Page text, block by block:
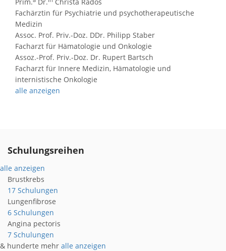
Fachärztin für Psychiatrie und psychotherapeutische
Medizin
Assoc. Prof. Priv.-Doz. DDr. Philipp Staber
Facharzt für Hämatologie und Onkologie
Assoz.-Prof. Priv.-Doz. Dr. Rupert Bartsch
Facharzt für Innere Medizin, Hämatologie und
internistische Onkologie
alle anzeigen
Schulungsreihen
alle anzeigen
Brustkrebs
17 Schulungen
Lungenfibrose
6 Schulungen
Angina pectoris
7 Schulungen
& hunderte mehr alle anzeigen